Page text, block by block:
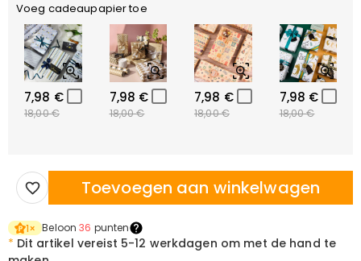
Voeg cadeaupapier toe
7,98 €
18,00 €
7,98 €
18,00 €
7,98 €
18,00 €
7,98 €
18,00 €
Toevoegen aan winkelwagen
1× Beloon36 punten
* Dit artikel vereist 5-12 werkdagen om met de hand te